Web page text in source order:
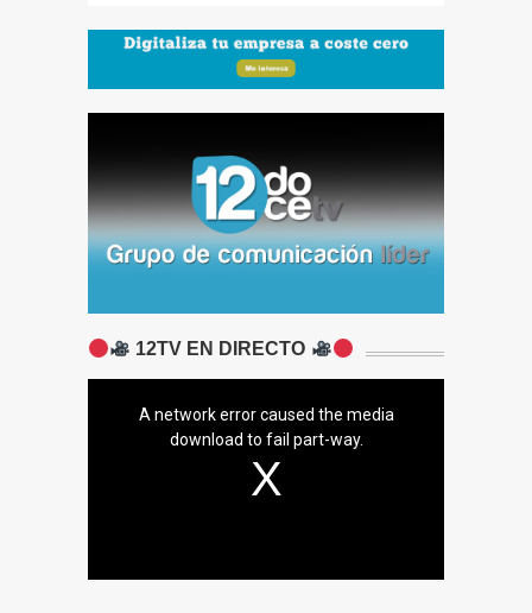
12TV EN DIRECTO
A network error caused the media
download to fail part-way.